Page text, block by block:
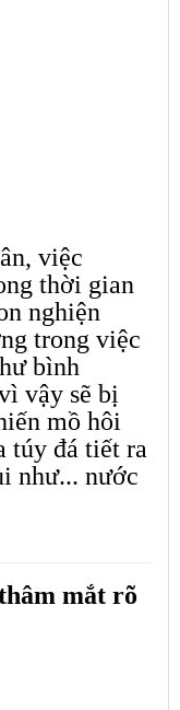
việc
thời gian
nghiện
trong việc
bình
vậy sẽ bị
mồ hôi
túy đá tiết ra
như... nước
mắt rõ